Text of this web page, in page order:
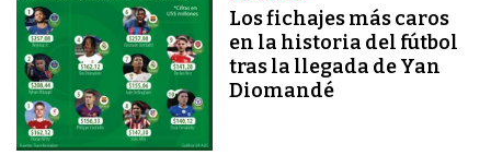
Los fichajes más caros
en la historia del fútbol
tras la llegada de Yan
Diomandé